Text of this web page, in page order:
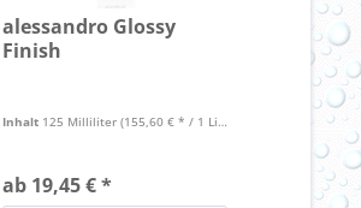
alessandro Glossy
Finish
Inhalt 125 Milliliter (155,60 € * / 1 Liter)
ab 19,45 € *